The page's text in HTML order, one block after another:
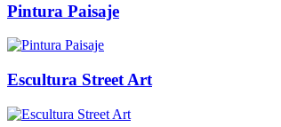
Pintura Paisaje
Escultura Street Art